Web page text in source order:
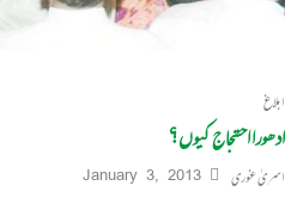
ابلاغ
ادھورا احتجاج کیوں؟
اسریٰ غوری January 3, 2013